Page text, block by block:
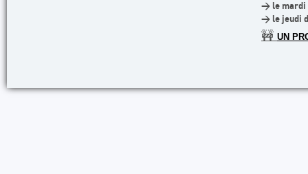
> le mardi
> le jeudi
🚧 UN